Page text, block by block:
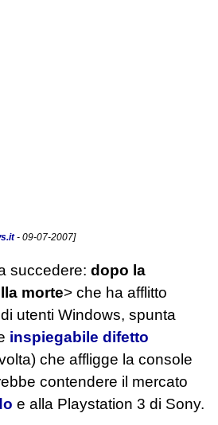
- 09-07-2007]
succedere: dopo la
morte> che ha afflitto
utenti Windows, spunta
inspiegabile difetto
che affligge la console
contendere il mercato
e alla Playstation 3 di Sony.